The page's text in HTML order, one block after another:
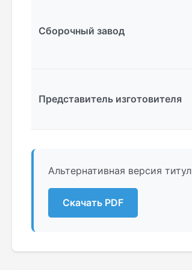
Сборочный завод
Представитель изготовителя
Альтернативная версия
Скачать PDF